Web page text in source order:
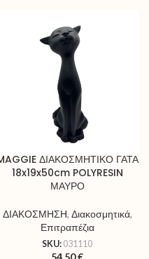
ΔΙΑΚΟΣΜΗΤΙΚΟ ΓΑΤΑ
18x19x50cm POLYRESIN
ΜΑΥΡΟ
ΔΙΑΚΟΣΜΗΣΗ, Διακοσμητικά,
Επιτραπέζια
SKU: 031110